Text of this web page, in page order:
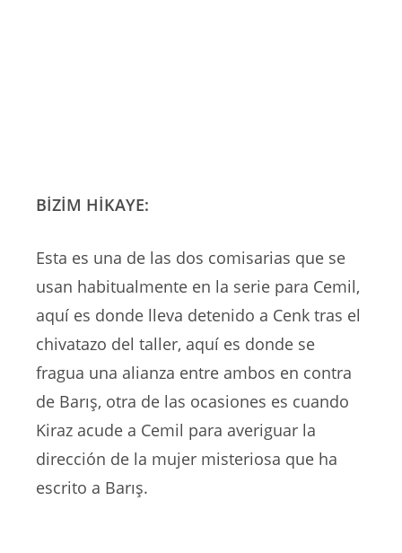
BİZİM HİKAYE:
Esta es una de las dos comisarias que se
usan habitualmente en la serie para Cemil,
aquí es donde lleva detenido a Cenk tras el
chivatazo del taller, aquí es donde se
fragua una alianza entre ambos en contra
de Barış, otra de las ocasiones es cuando
Kiraz acude a Cemil para averiguar la
dirección de la mujer misteriosa que ha
escrito a Barış.